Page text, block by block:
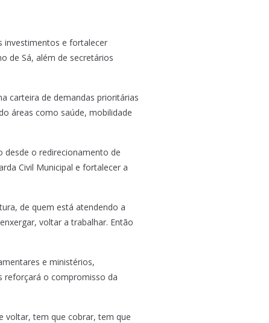
investimentos e fortalecer
de Sá, além de secretários
carteira de demandas prioritárias
áreas como saúde, mobilidade
desde o redirecionamento de
Civil Municipal e fortalecer a
de quem está atendendo a
voltar a trabalhar. Então
e ministérios,
reforçará o compromisso da
voltar, tem que cobrar, tem que